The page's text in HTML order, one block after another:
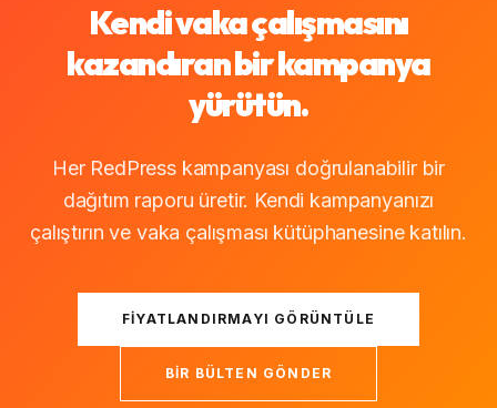
Kendi vaka çalışmasını
kazandıran bir kampanya
yürütün.
Her RedPress kampanyası doğrulanabilir bir
dağıtım raporu üretir. Kendi kampanyanızı
çalıştırın ve vaka çalışması kütüphanesine katılın.
FIYATLANDIRMAYI GÖRÜNTÜLE
BIR BÜLTEN GÖNDER